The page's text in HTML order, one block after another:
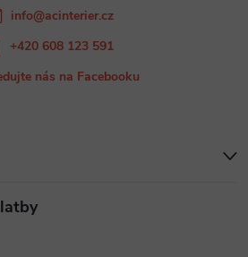
info@acinterier.cz
+420 608 123 591
nás na Facebooku